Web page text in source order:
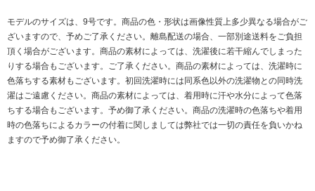
モデルのサイズは、9号です。商品の色・形状は画像性質上多少異なる場合がご
ざいますので、予めご了承ください。離島配送の場合、一部別途送料をご負担
頂く場合がございます。商品の素材によっては、洗濯後に若干縮んでしまった
りする場合もございます。ご了承ください。商品の素材によっては、洗濯時に
色落ちする素材もございます。初回洗濯時には同系色以外の洗濯物との同時洗
濯はご遠慮ください。商品の素材によっては、着用時に汗や水分によって色落
ちする場合もございます。予め御了承ください。商品の洗濯時の色落ちや着用
時の色落ちによるカラーの付着に関しましては弊社では一切の責任を負いかね
ますので予め御了承ください。